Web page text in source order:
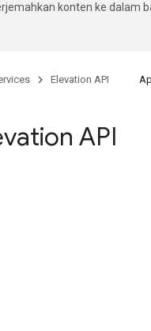
konten ke dalam
Elevation API
API